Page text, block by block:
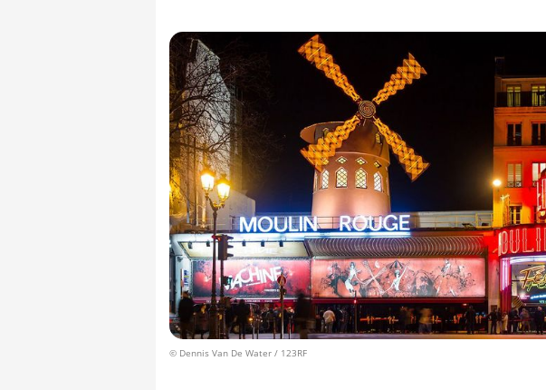
© Dennis Van De Water / 123RF